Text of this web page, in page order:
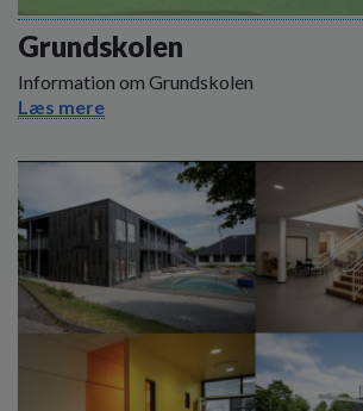
Grundskolen
Information om Grundskolen
Læs mere